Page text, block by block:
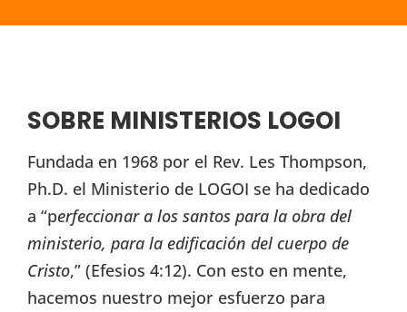
SOBRE MINISTERIOS LOGOI
Fundada en 1968 por el Rev. Les Thompson,
Ph.D. el Ministerio de LOGOI se ha dedicado
a “perfeccionar a los santos para la obra del
ministerio, para la edificación del cuerpo de
Cristo,” (Efesios 4:12). Con esto en mente,
hacemos nuestro mejor esfuerzo para